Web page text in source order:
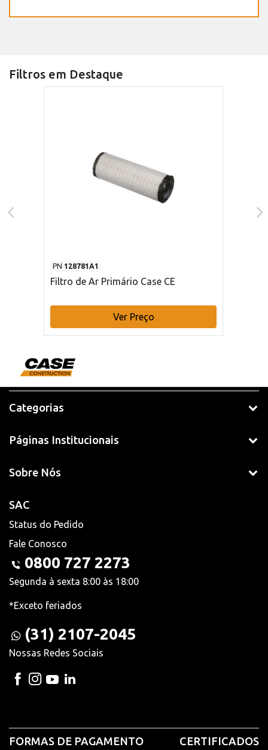
Filtros em Destaque
PN 128781A1
Filtro de Ar Primário Case CE
Ver Preço
Categorias
Páginas Institucionais
Sobre Nós
SAC
Status do Pedido
Fale Conosco
0800 727 2273
Segunda à sexta 8:00 às 18:00
*Exceto feriados
(31) 2107-2045
Nossas Redes Sociais
FORMAS DE PAGAMENTO CERTIFICADOS